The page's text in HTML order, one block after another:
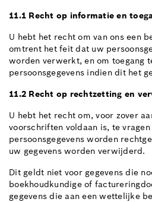
11.1 Recht op informatie en
U hebt het recht om van ons een
omtrent het feit dat uw
worden verwerkt, en om toegang
persoonsgegevens indien dit het
11.2 Recht op rechtzetting en
U hebt het recht om, voor zover
voorschriften voldaan is, te
persoonsgegevens worden
uw gegevens worden verwijderd.
Dit geldt niet voor gegevens die
boekhoudkundige of
gegevens die aan een wettelijke